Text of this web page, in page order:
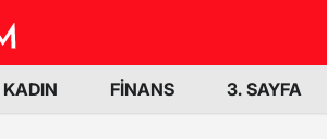
KADIN FİNANS 3. SAYFA